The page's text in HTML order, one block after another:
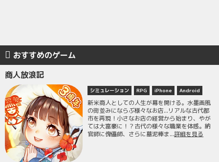
おすすめのゲーム
商人放浪記
シミュレーション RPG iPhone Android
新米商人としての人生が幕を開ける。水墨画風
の街並みにならぶ様々なお店...リアルな古代都
市を再現！小さなお店の経営から始まり、やが
ては大富豪に！？古代の様々な職業を体感。納
官師に傀儡師、さらに墓泥棒ま...詳細を見る